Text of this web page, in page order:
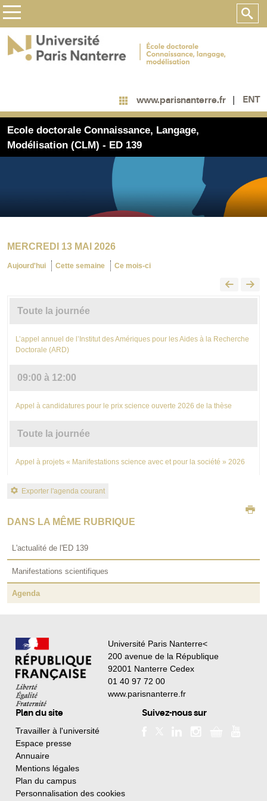
www.parisnanterre.fr ENT
Ecole doctorale Connaissance, Langage,
Modélisation (CLM) - ED 139
MERCREDI 13 MAI 2026
Aujourd'hui Cette semaine Ce mois-ci
Toute la journée
L’appel annuel de l’Institut des Amériques pour les Aides à la Recherche
Doctorale (ARD)
09:00 à 12:00
Appel à candidatures pour le prix science ouverte 2026 de la thèse
Toute la journée
Appel à projets « Manifestations science avec et pour la société » 2026
Exporter l'agenda courant
DANS LA MÊME RUBRIQUE
L'actualité de l'ED 139
Manifestations scientifiques
Agenda
Université Paris Nanterre<
200 avenue de la République
92001 Nanterre Cedex
01 40 97 72 00
www.parisnanterre.fr
Plan du site
Travailler à l'université
Espace presse
Annuaire
Mentions légales
Plan du campus
Personnalisation des cookies
Suivez-nous sur